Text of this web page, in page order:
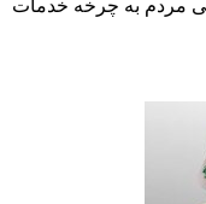
مردم به چرخه خدمات